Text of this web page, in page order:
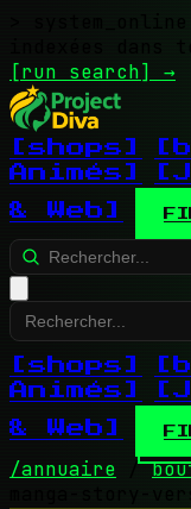
indexées dans
[run search] →
[shops]
Animés]
& Web]
[shops]
Animés]
& Web]
/annuaire /
manga-story-